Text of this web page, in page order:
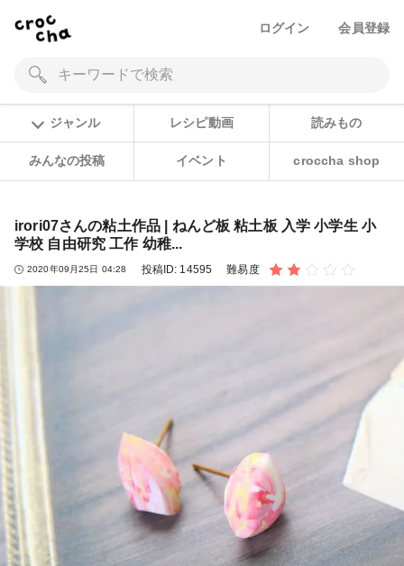
ログイン 会員登録
ジャンル レシピ動画 読みもの
みんなの投稿 イベント croccha shop
irori07さんの粘土作品 | ねんど板 粘土板 入学 小学生 小
学校 自由研究 工作 幼稚...
2020年09月25日 04:28 投稿ID: 14595 難易度